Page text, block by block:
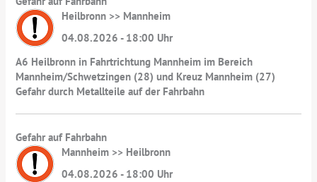
Heilbronn >> Mannheim
04.08.2026 - 18:00 Uhr
A6 Heilbronn in Fahrtrichtung Mannheim im Bereich
Mannheim/Schwetzingen (28) und Kreuz Mannheim (27)
Gefahr durch Metallteile auf der Fahrbahn
Gefahr auf Fahrbahn
Mannheim >> Heilbronn
04.08.2026 - 18:00 Uhr